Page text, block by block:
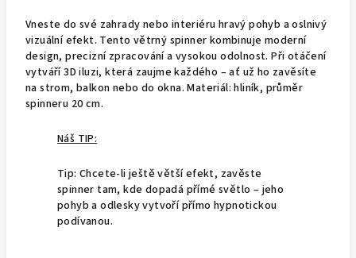
Vneste do své zahrady nebo interiéru hravý pohyb a oslnivý
vizuální efekt. Tento větrný spinner kombinuje moderní
design, precizní zpracování a vysokou odolnost. Při otáčení
vytváří 3D iluzi, která zaujme každého – ať už ho zavěsíte
na strom, balkon nebo do okna. Materiál: hliník, průměr
spinneru 20 cm.
Náš TIP:
Tip: Chcete-li ještě větší efekt, zavěste
spinner tam, kde dopadá přímé světlo – jeho
pohyb a odlesky vytvoří přímo hypnotickou
podívanou.